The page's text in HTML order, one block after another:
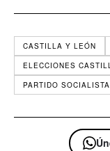
CASTILLA Y LEÓN
ELECCIONES
PARTIDO